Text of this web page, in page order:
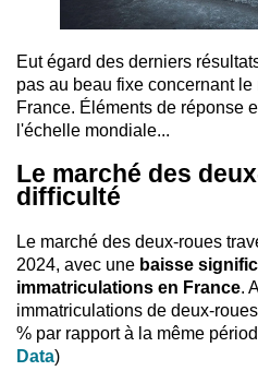
Eut égard des derniers
pas au beau fixe concernant
France. Éléments de réponse
l'échelle mondiale...
Le marché des
difficulté
Le marché des deux-roues
2024, avec une baisse
immatriculations en France.
immatriculations de deux-
% par rapport à la même
Data)